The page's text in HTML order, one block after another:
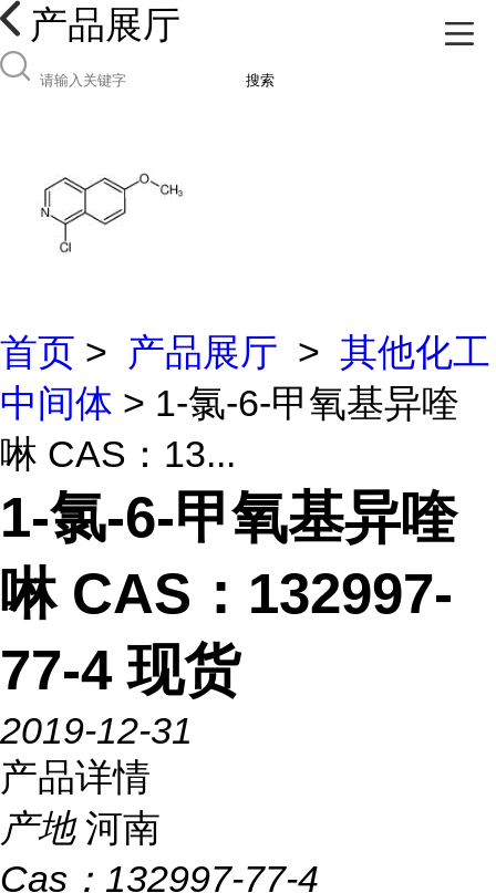
产品展厅
搜索
首页 > 产品展厅 > 其他化工
中间体 > 1-氯-6-甲氧基异喹
啉 CAS：13...
1-氯-6-甲氧基异喹
啉 CAS：132997-
77-4 现货
2019-12-31
产品详情
产地 河南
Cas： 132997-77-4